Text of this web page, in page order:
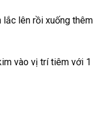
lắc lên rồi xuống thêm
vào vị trí tiêm với 1